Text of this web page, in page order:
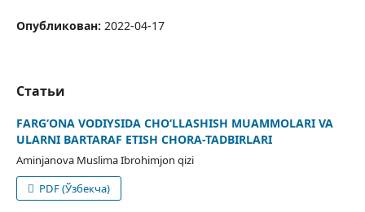
Опубликован: 2022-04-17
Статьи
FARG‘ONA VODIYSIDA CHO‘LLASHISH MUAMMOLARI VA
ULARNI BARTARAF ETISH CHORA-TADBIRLARI
Aminjanova Muslima Ibrohimjon qizi
PDF (Ўзбекча)